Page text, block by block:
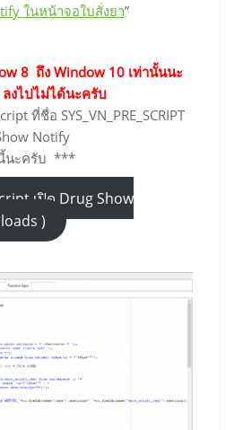
ในหน้าจอใบสั่งยา”
8 ถึง Window 10 เท่านั้นนะ
งไปไม่ได้นะครับ
ที่ชื่อ SYS_VN_PRE_SCRIPT
Notify
นะครับ ***
เปิด Drug Show
)